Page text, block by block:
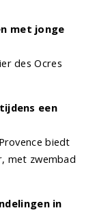
met jonge
des Ocres
een
biedt
met zwembad
in